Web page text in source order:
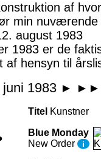
af
min nuværende
august 1983
1983 er de
af hensyn til
1983 ► ►►
Titel Kunstner
Blue Monday
New Order
i